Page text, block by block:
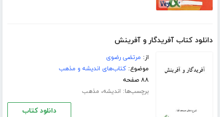
دانلود کتاب آفریدگار و آفرینش
از: مرتضی رضوی
موضوع:کتاب‌های اندیشه و مذهب
۸۸ صفحه
برچسب‌ها: اندیشه، مذهب
دانلود کتاب